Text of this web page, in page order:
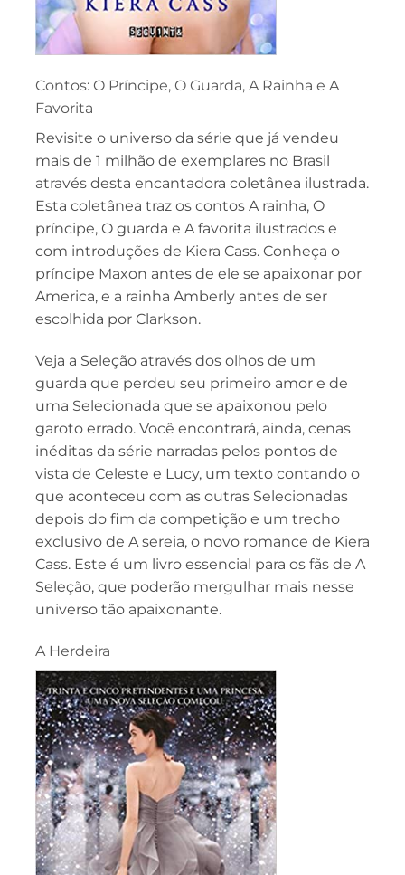
Contos: O Príncipe, O Guarda, A Rainha e A
Favorita
Revisite o universo da série que já vendeu
mais de 1 milhão de exemplares no Brasil
através desta encantadora coletânea ilustrada.
Esta coletânea traz os contos A rainha, O
príncipe, O guarda e A favorita ilustrados e
com introduções de Kiera Cass. Conheça o
príncipe Maxon antes de ele se apaixonar por
America, e a rainha Amberly antes de ser
escolhida por Clarkson.
Veja a Seleção através dos olhos de um
guarda que perdeu seu primeiro amor e de
uma Selecionada que se apaixonou pelo
garoto errado. Você encontrará, ainda, cenas
inéditas da série narradas pelos pontos de
vista de Celeste e Lucy, um texto contando o
que aconteceu com as outras Selecionadas
depois do fim da competição e um trecho
exclusivo de A sereia, o novo romance de Kiera
Cass. Este é um livro essencial para os fãs de A
Seleção, que poderão mergulhar mais nesse
universo tão apaixonante.
A Herdeira